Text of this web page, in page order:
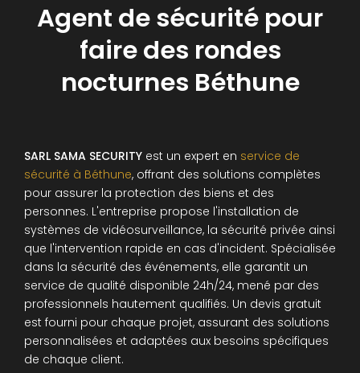
Agent de sécurité pour
faire des rondes
nocturnes Béthune
SARL SAMA SECURITY est un expert en service de
sécurité à Béthune, offrant des solutions complètes
pour assurer la protection des biens et des
personnes. L'entreprise propose l'installation de
systèmes de vidéosurveillance, la sécurité privée ainsi
que l'intervention rapide en cas d'incident. Spécialisée
dans la sécurité des événements, elle garantit un
service de qualité disponible 24h/24, mené par des
professionnels hautement qualifiés. Un devis gratuit
est fourni pour chaque projet, assurant des solutions
personnalisées et adaptées aux besoins spécifiques
de chaque client.